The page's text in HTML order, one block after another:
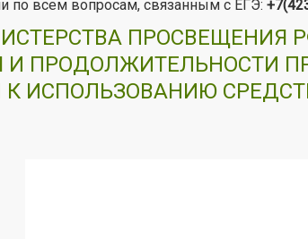
по всем вопросам, связанным с ЕГЭ:
ПРОСВЕЩЕНИЯ
И ПРОДОЛЖИТЕЛЬНОСТИ
ИСПОЛЬЗОВАНИЮ